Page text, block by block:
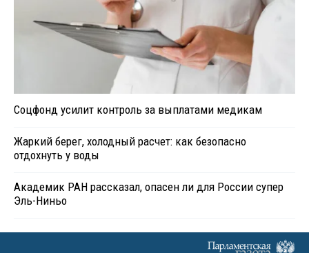
Соцфонд усилит контроль за выплатами медикам
Жаркий берег, холодный расчет: как безопасно
отдохнуть у воды
Академик РАН рассказал, опасен ли для России супер
Эль-Ниньо